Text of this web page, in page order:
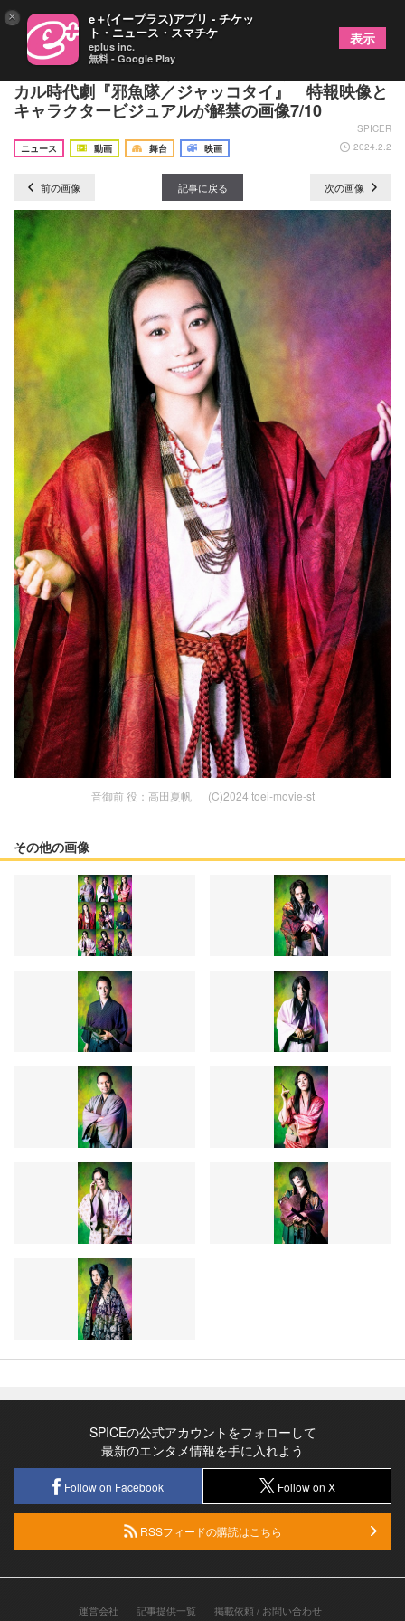
佐藤流司ら個性豊かなメンバーがおくる、ミュージ
カル時代劇『邪魚隊／ジャッコタイ』 特報映像と
キャラクタービジュアルが解禁の画像7/10
SPICER
ニュース
動画 舞台 映画 2024.2.2
前の画像 記事に戻る 次の画像
音御前 役：高田夏帆 (C)2024 toei-movie-st
その他の画像
SPICEの公式アカウントをフォローして
最新のエンタメ情報を手に入れよう
Follow on Facebook Follow on X
RSSフィードの購読はこちら
運営会社 記事提供一覧 掲載依頼 / お問い合わせ
× e＋(イープラス)アプリ - チケッ
ト・ニュース・スマチケ
eplus inc.
無料 - Google Play
表示